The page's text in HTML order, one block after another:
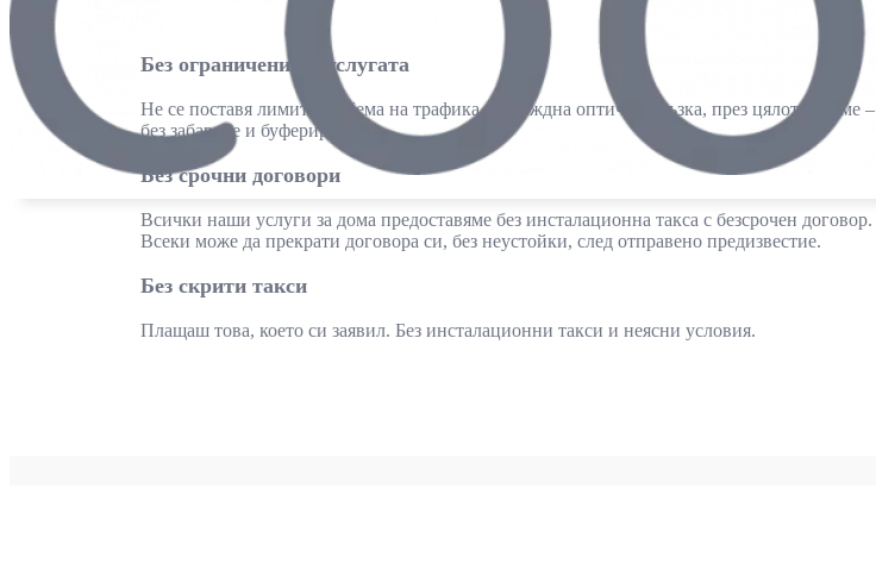
Без ограничения в услугата
Не се поставя лимит на обема на трафика. Надеждна оптична връзка, през цялото време –
без забавяне и буфериране.
Без срочни договори
Всички наши услуги за дома предоставяме без инсталационна такса с безсрочен договор.
Всеки може да прекрати договора си, без неустойки, след отправено предизвестие.
Без скрити такси
Плащаш това, което си заявил. Без инсталационни такси и неясни условия.